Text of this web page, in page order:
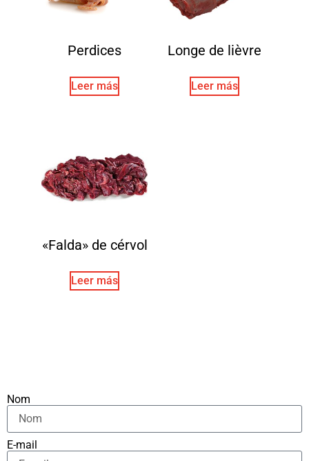
Perdices
Leer más
Longe de lièvre
Leer más
«Falda» de cérvol
Leer más
Nom
E-mail